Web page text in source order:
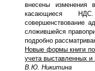
внесены
касающиеся
совершенствование
сложившейся
подробно
Новые формы книги
учета выставленных и
В.Ю. Никитина